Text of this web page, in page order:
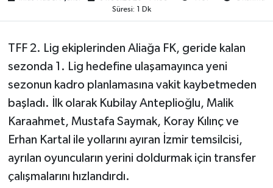
Süresi: 1 Dk
TFF 2. Lig ekiplerinden Aliağa FK, geride kalan
sezonda 1. Lig hedefine ulaşamayınca yeni
sezonun kadro planlamasına vakit kaybetmeden
başladı. İlk olarak Kubilay Anteplioğlu, Malik
Karaahmet, Mustafa Saymak, Koray Kılınç ve
Erhan Kartal ile yollarını ayıran İzmir temsilcisi,
ayrılan oyuncuların yerini doldurmak için transfer
çalışmalarını hızlandırdı.
Sungurlu
Uğurludağ